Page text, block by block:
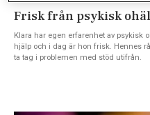
Frisk från psykisk
Klara har egen erfarenhet av psykisk
hjälp och i dag är hon frisk. Hennes
ta tag i problemen med stöd utifrån.